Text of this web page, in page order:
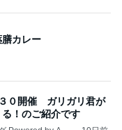
カレー
３０開催 ガリガリ君が
！のご紹介です